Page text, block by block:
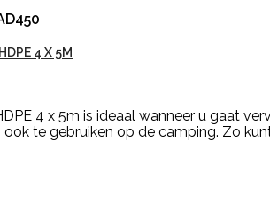
4 X 5M
4 x 5m is ideaal wanneer u gaat
ook te gebruiken op de camping. Zo